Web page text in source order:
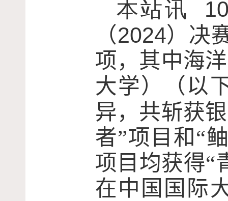
本站讯
（2024）决
项，其中海
大学）（以
异，共斩获
者”项目和“
项目均获得“
在中国国际